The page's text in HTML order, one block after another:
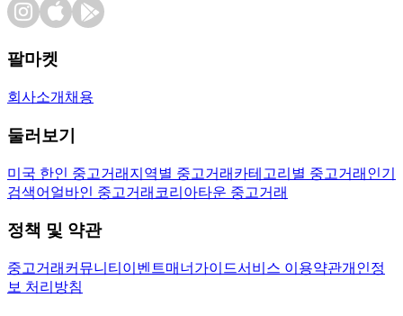
팔마켓
회사소개 채용
둘러보기
미국 한인 중고거래 지역별 중고거래 카테고리별 중고거래 인기
검색어 얼바인 중고거래 코리아타운 중고거래
정책 및 약관
중고거래 커뮤니티 이벤트매너가이드서비스 이용약관개인정
보 처리방침